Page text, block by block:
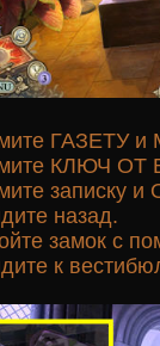
ГАЗЕТУ
КЛЮЧ
назад.
замок с
к